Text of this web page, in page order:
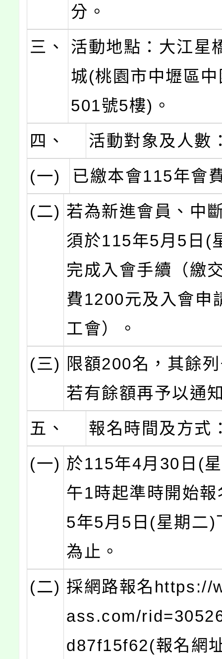
分。
三、
活動地點：大江星
城(桃園市中壢區
501號5樓)。
四、
活動對象及人數
(一)
已繳本會115年會
(二) 若為新進會員、中
須於115年5月5日(
完成入會手續（繳
費1200元及入會申
工會）。
(三) 限額200名，其餘
若有餘額再予以通
五、
報名時間及方式
(一) 於115年4月30日(
午1時起準時開始
5年5月5日(星期二)
為止。
(二) 採網路報名https://
ass.com/
d87f15f62(報名網